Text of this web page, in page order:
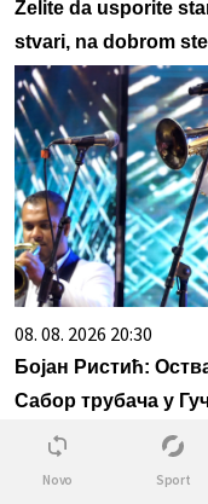
Želite da usporite
stvari, na dobrom
08. 08. 2026 20:30
Бојан Ристић:
Сабор трубача у
Novo Sport